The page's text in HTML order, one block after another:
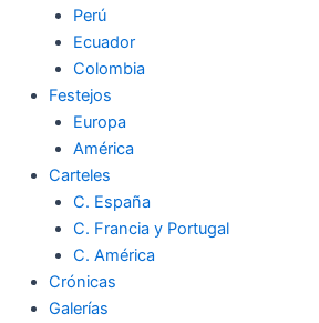
Perú
Ecuador
Colombia
Festejos
Europa
América
Carteles
C. España
C. Francia y Portugal
C. América
Crónicas
Galerías